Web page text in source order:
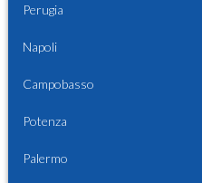
Perugia
Napoli
Campobasso
Potenza
Palermo